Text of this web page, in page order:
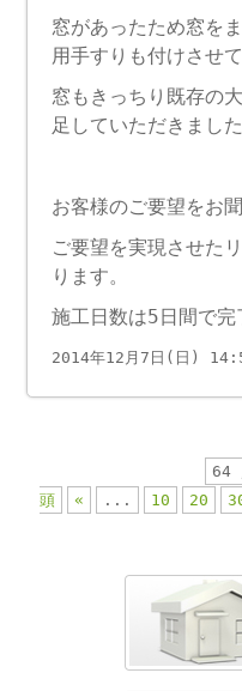
窓があったため窓を
用手すりも付けさせて
窓もきっちり既存の
足していただきました
お客様のご要望をお
ご要望を実現させた
ります。
施工日数は5日間で完
2014年12月7日(日)
64
頭
« ... 10 20